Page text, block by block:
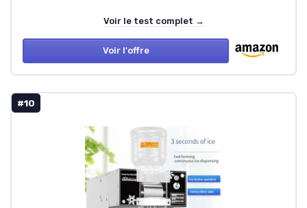
Voir le test complet →
Voir l'offre
#10